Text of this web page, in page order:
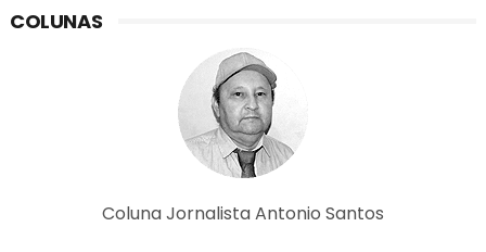
COLUNAS
Coluna Jornalista Antonio Santos